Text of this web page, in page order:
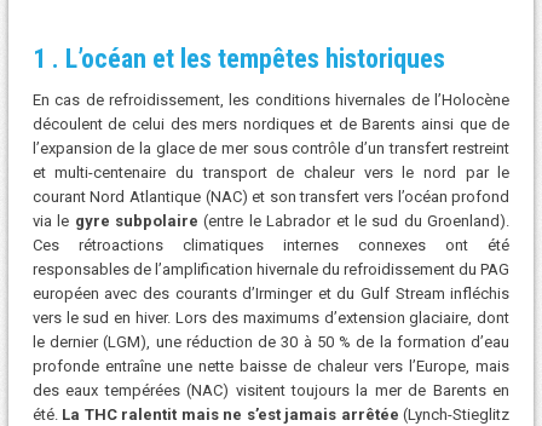
1 . L’océan et les tempêtes historiques
En cas de refroidissement, les conditions hivernales de l’Holocène
découlent de celui des mers nordiques et de Barents ainsi que de
l’expansion de la glace de mer sous contrôle d’un transfert restreint
et multi-centenaire du transport de chaleur vers le nord par le
courant Nord Atlantique (NAC) et son transfert vers l’océan profond
via le gyre subpolaire (entre le Labrador et le sud du Groenland).
Ces rétroactions climatiques internes connexes ont été
responsables de l’amplification hivernale du refroidissement du PAG
européen avec des courants d’Irminger et du Gulf Stream infléchis
vers le sud en hiver. Lors des maximums d’extension glaciaire, dont
le dernier (LGM), une réduction de 30 à 50 % de la formation d’eau
profonde entraîne une nette baisse de chaleur vers l’Europe, mais
des eaux tempérées (NAC) visitent toujours la mer de Barents en
été. La THC ralentit mais ne s’est jamais arrêtée (Lynch-Stieglitz